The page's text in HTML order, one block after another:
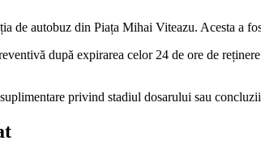
de autobuz din Piața Mihai Viteazu. Acesta a
după expirarea celor 24 de ore de
privind stadiul dosarului sau